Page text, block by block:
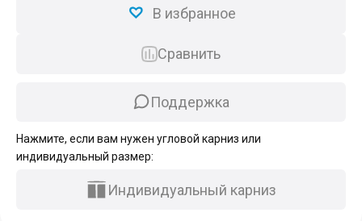
В избранное
Сравнить
Поддержка
Нажмите, если вам нужен угловой карниз или
индивидуальный размер:
Индивидуальный карниз